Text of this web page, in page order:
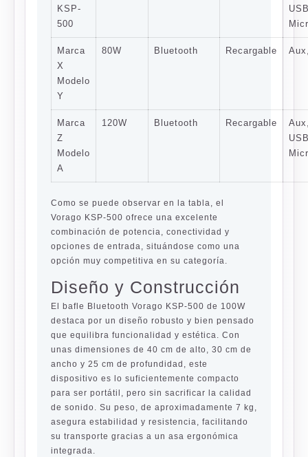
KSP-
500
Marca
X
Modelo
Y
80W Bluetooth Recargable
Marca
Z
Modelo
A
120W Bluetooth Recargable
Como se puede observar en la tabla, el
Vorago KSP-500 ofrece una excelente
combinación de potencia, conectividad y
opciones de entrada, situándose como una
opción muy competitiva en su categoría.
Diseño y Construcción
El bafle Bluetooth Vorago KSP-500 de 100W
destaca por un diseño robusto y bien pensado
que equilibra funcionalidad y estética. Con
unas dimensiones de 40 cm de alto, 30 cm de
ancho y 25 cm de profundidad, este
dispositivo es lo suficientemente compacto
para ser portátil, pero sin sacrificar la calidad
de sonido. Su peso, de aproximadamente 7 kg,
asegura estabilidad y resistencia, facilitando
su transporte gracias a un asa ergonómica
integrada.